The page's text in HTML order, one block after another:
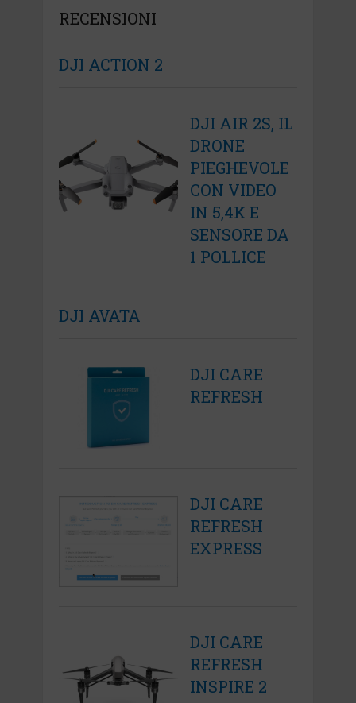
RECENSIONI
DJI ACTION 2
DJI AIR 2S, IL
DRONE
PIEGHEVOLE
CON VIDEO
IN 5,4K E
SENSORE DA
1 POLLICE
DJI AVATA
DJI CARE
REFRESH
DJI CARE
REFRESH
EXPRESS
DJI CARE
REFRESH
INSPIRE 2